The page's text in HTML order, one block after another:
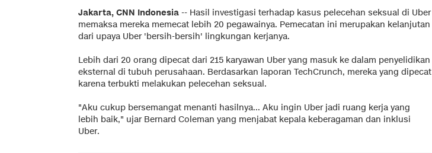
Jakarta, CNN Indonesia -- Hasil investigasi terhadap kasus pelecehan seksual di Uber
memaksa mereka memecat lebih 20 pegawainya. Pemecatan ini merupakan kelanjutan
dari upaya Uber 'bersih-bersih' lingkungan kerjanya.
Lebih dari 20 orang dipecat dari 215 karyawan Uber yang masuk ke dalam penyelidikan
eksternal di tubuh perusahaan. Berdasarkan laporan TechCrunch, mereka yang dipecat
karena terbukti melakukan pelecehan seksual.
"Aku cukup bersemangat menanti hasilnya... Aku ingin Uber jadi ruang kerja yang
lebih baik," ujar Bernard Coleman yang menjabat kepala keberagaman dan inklusi
Uber.